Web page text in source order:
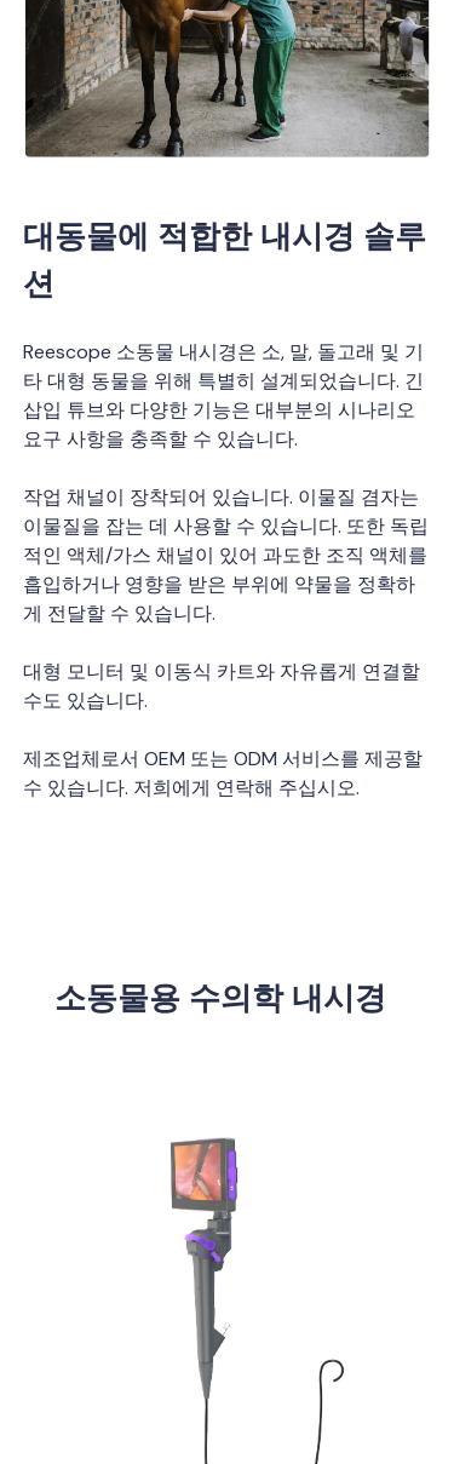
대동물에 적합한 내시경 솔루
션
Reescope 소동물 내시경은 소, 말, 돌고래 및 기
타 대형 동물을 위해 특별히 설계되었습니다. 긴
삽입 튜브와 다양한 기능은 대부분의 시나리오
요구 사항을 충족할 수 있습니다.
작업 채널이 장착되어 있습니다. 이물질 겸자는
이물질을 잡는 데 사용할 수 있습니다. 또한 독립
적인 액체/가스 채널이 있어 과도한 조직 액체를
흡입하거나 영향을 받은 부위에 약물을 정확하
게 전달할 수 있습니다.
대형 모니터 및 이동식 카트와 자유롭게 연결할
수도 있습니다.
제조업체로서 OEM 또는 ODM 서비스를 제공할
수 있습니다. 저희에게 연락해 주십시오.
소동물용 수의학 내시경